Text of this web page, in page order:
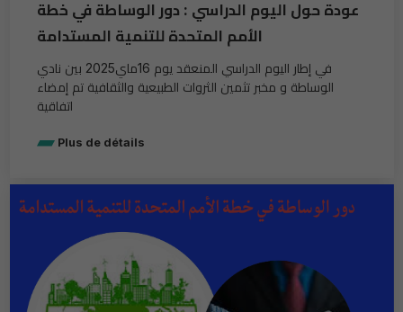
عودة حول اليوم الدراسي : دور الوساطة في خطة
الأمم المتحدة للتنمية المستدامة
في إطار اليوم الدراسي المنعقد يوم 16ماي2025 بين نادي
الوساطة و مخبر تثمين الثروات الطبيعية والثقافية تم إمضاء
اتفاقية
Plus de détails